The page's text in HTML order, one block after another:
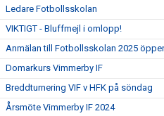
Ledare Fotbollsskolan
VIKTIGT - Bluffmejl i omlopp!
Anmälan till Fotbollsskolan 2025
Domarkurs Vimmerby IF
Breddturnering VIF v HFK på söndag
Årsmöte Vimmerby IF 2024